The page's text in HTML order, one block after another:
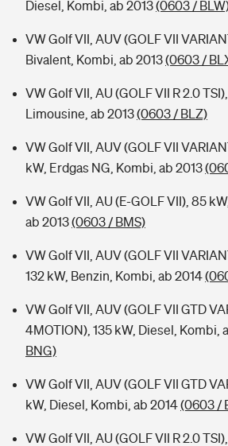
Diesel, Kombi, ab 2013(0603 /
VW Golf VII, AUV (GOLF VII
Bivalent, Kombi, ab 2013(0603 /
VW Golf VII, AU (GOLF VII R 2.0
Limousine, ab 2013(0603 / BLZ)
VW Golf VII, AUV (GOLF VII
kW, Erdgas NG, Kombi, ab 2013
VW Golf VII, AU (E-GOLF VII), 85
ab 2013(0603 / BMS)
VW Golf VII, AUV (GOLF VII
132 kW, Benzin, Kombi, ab 2014
VW Golf VII, AUV (GOLF VII GTD
4MOTION), 135 kW, Diesel, Kombi,
BNG)
VW Golf VII, AUV (GOLF VII GTD
kW, Diesel, Kombi, ab 2014(0603 /
VW Golf VII, AU (GOLF VII R 2.0